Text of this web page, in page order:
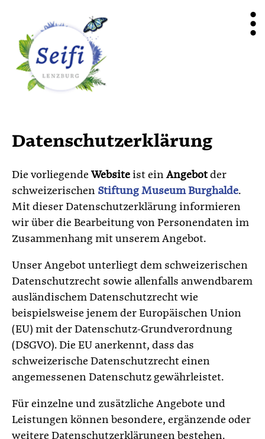
Datenschutzerklärung
Die vorliegendeWebsite ist ein Angebot der
schweizerischen Stiftung Museum Burghalde.
Mit dieser Datenschutzerklärung informieren
wir über die Bearbeitung von Personendaten im
Zusammenhang mit unserem Angebot.
Unser Angebot unterliegt dem schweizerischen
Datenschutzrecht sowie allenfalls anwendbarem
ausländischem Datenschutzrecht wie
beispielsweise jenem der Europäischen Union
(EU) mit der Datenschutz-Grundverordnung
(DSGVO). Die EU anerkennt, dass das
schweizerische Datenschutzrecht einen
angemessenen Datenschutz gewährleistet.
Für einzelne und zusätzliche Angebote und
Leistungen können besondere, ergänzende oder
weitere Datenschutzerklärungen bestehen.